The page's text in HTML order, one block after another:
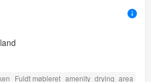
Fuldt møbleret amenity_drying_area